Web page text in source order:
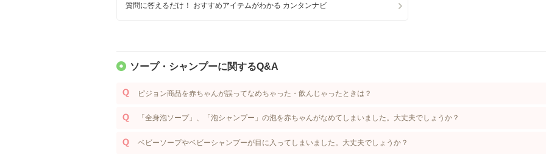
質問に答えるだけ！ おすすめアイテムがわかる カンタンナビ
ソープ・シャンプーに関するQ&A
ピジョン商品を赤ちゃんが誤ってなめちゃった・飲んじゃったときは？
「全身泡ソープ」、「泡シャンプー」の泡を赤ちゃんがなめてしまいました。大丈夫でしょうか？
ベビーソープやベビーシャンプーが目に入ってしまいました。大丈夫でしょうか？